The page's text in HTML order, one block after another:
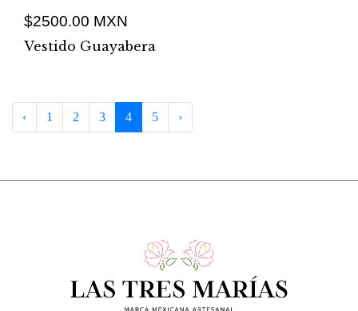
$2500.00 MXN
Vestido Guayabera
‹ 1 2 3 4 5 ›